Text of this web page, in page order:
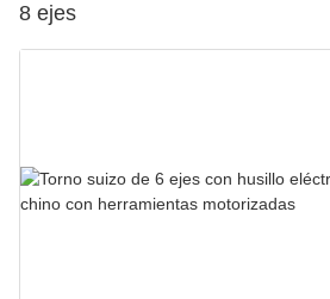
8 ejes